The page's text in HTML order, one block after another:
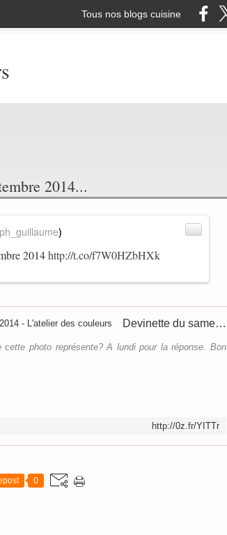
Tous nos blogs cuisine
2014...
2014http://t.co/f7W0HZbHXk
)
Devinette du samedi 27 septembre 2014 - L'atelier des couleurs
photo représente? A lundi pour la réponse. Bon
http://0z.fr/YITTr
0